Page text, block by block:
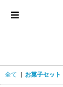
全て お菓子セット